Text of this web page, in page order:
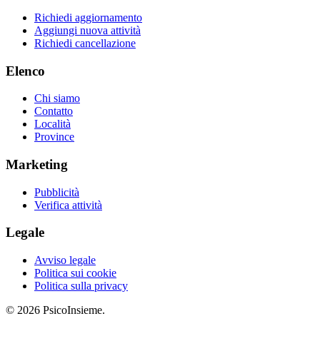
Richiedi aggiornamento
Aggiungi nuova attività
Richiedi cancellazione
Elenco
Chi siamo
Contatto
Località
Province
Marketing
Pubblicità
Verifica attività
Legale
Avviso legale
Politica sui cookie
Politica sulla privacy
© 2026 PsicoInsieme.